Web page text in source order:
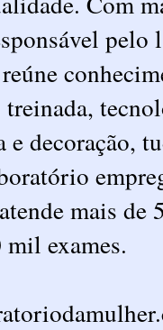
decoração,
mais
exames.